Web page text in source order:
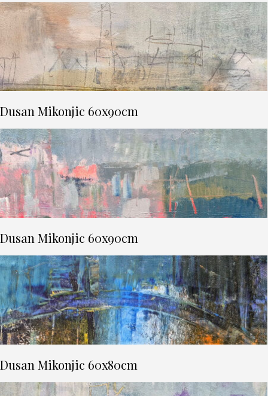
Dusan Mikonjic 60x90cm
Dusan Mikonjic 60x90cm
Dusan Mikonjic 60x80cm